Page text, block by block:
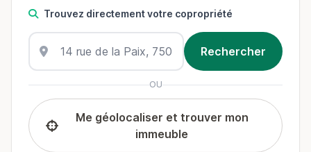
Trouvez directement votre copropriété
OU
Me géolocaliser et trouver mon
immeuble